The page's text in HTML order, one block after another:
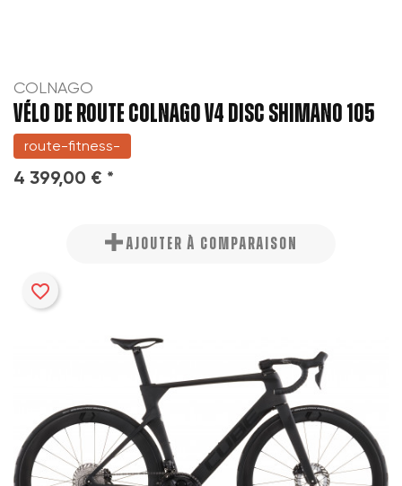
COLNAGO
VÉLO DE ROUTE COLNAGO V4 DISC SHIMANO 105
route-fitness-
4 399,00 € *
AJOUTER À COMPARAISON
favorite_border